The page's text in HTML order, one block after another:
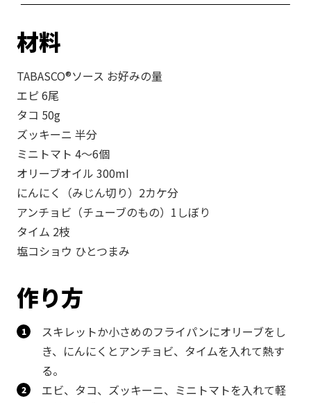
最
新
ニ
ュ
ー
ス
材料
TABASCO®ソース お好みの量
エピ 6尾
タコ 50g
ズッキーニ 半分
ミニトマト 4〜6個
オリーブオイル 300mI
にんにく（みじん切り）2カケ分
アンチョビ（チューブのもの）1しぼり
タイム 2枝
塩コショウ ひとつまみ
作り方
スキレットか小さめのフライパンにオリーブをし
き、にんにくとアンチョビ、タイムを入れて熱す
る。
エビ、タコ、ズッキーニ、ミニトマトを入れて軽